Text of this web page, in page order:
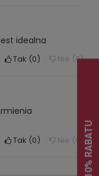
idealna
Tak 0 Nie 0
Tak 0 Nie 0